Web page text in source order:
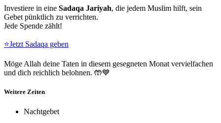
Investiere in eine Sadaqa Jariyah, die jedem Muslim hilft, sein
Gebet pünktlich zu verrichten.
Jede Spende zählt!
⭐Jetzt Sadaqa geben
Möge Allah deine Taten in diesem gesegneten Monat vervielfachen
und dich reichlich belohnen. 🤲💙
Weitere Zeiten
Nachtgebet